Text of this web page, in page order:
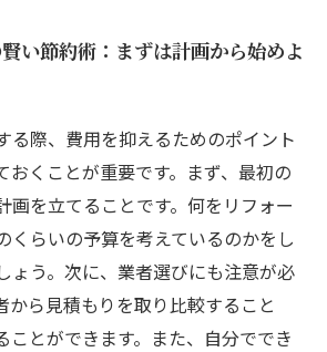
功のカギは費用にあり：まとめ
手に入れるためのリフォーム費
い節約術：まずは計画から始めよ
る際、費用を抑えるためのポイント
おくことが重要です。まず、最初の
画を立てることです。何をリフォー
くらいの予算を考えているのかをし
ょう。次に、業者選びにも注意が必
から見積もりを取り比較すること
ことができます。また、自分ででき